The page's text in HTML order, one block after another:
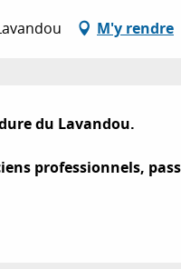
M'y rendre
du Lavandou.
professionnels,